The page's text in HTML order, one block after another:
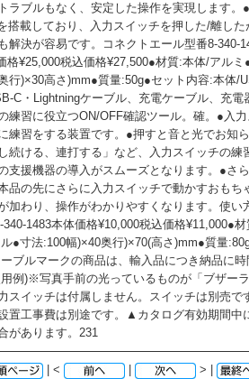
ラブルもなく、安定した操作を実現します。
搭載しており、入力スイッチを押した/離し
解決が容易です。コネクトエール型番8-340-
格¥25,000税込価格¥27,500●材質:本体/アルミ
行)×30高さ)mm●質量:50g●セット内容:本体/
C・Lightningケーブル、充電ケーブル、充電
練習に役立つON/OFF確認ツール。確。●入
練習をする装置です。●押すと音と光でお知
続ける、連打する」など、入力スイッチの練
支援機器の導入がスムーズとなります。●さ
品の先にさらに入力スイッチで動かすおもち
加わり、操作がわかりやすくなります。使い
340-1483本体価格¥10,000税込価格¥11,000●
●寸法:100幅)×40奥行)×70(高さ)mm●質量
ブルマークの商品は、輸入品につき納品に
例)※写真手前の光っているものが「ブザー
スイッチは付属しません。スイッチは別売で
置工事費は別途です。▲カタログ有効期間中
があります。231
| < | > |